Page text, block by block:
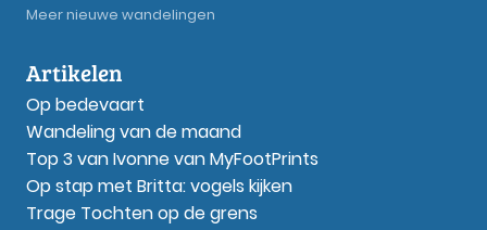
Meer nieuwe wandelingen
Artikelen
Op bedevaart
Wandeling van de maand
Top 3 van Ivonne van MyFootPrints
Op stap met Britta: vogels kijken
Trage Tochten op de grens